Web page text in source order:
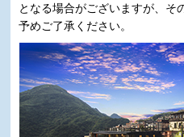
となる場合がございますが、そ
予めご了承ください。